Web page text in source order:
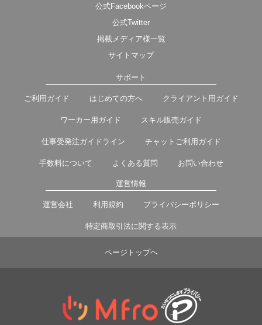
公式Facebookページ
公式Twitter
掲載メディア様一覧
サイトマップ
サポート
ご利用ガイド はじめての方へ クライアント用ガイド
ワーカー用ガイド スキル販売ガイド
仕事受発注ガイドライン チャットご利用ガイド
手数料について よくある質問 お問い合わせ
運営情報
運営会社 利用規約 プライバシーポリシー
特定商取引法に関する表示
ページトップヘ